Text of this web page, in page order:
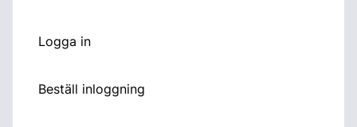
Logga in
Beställ inloggning